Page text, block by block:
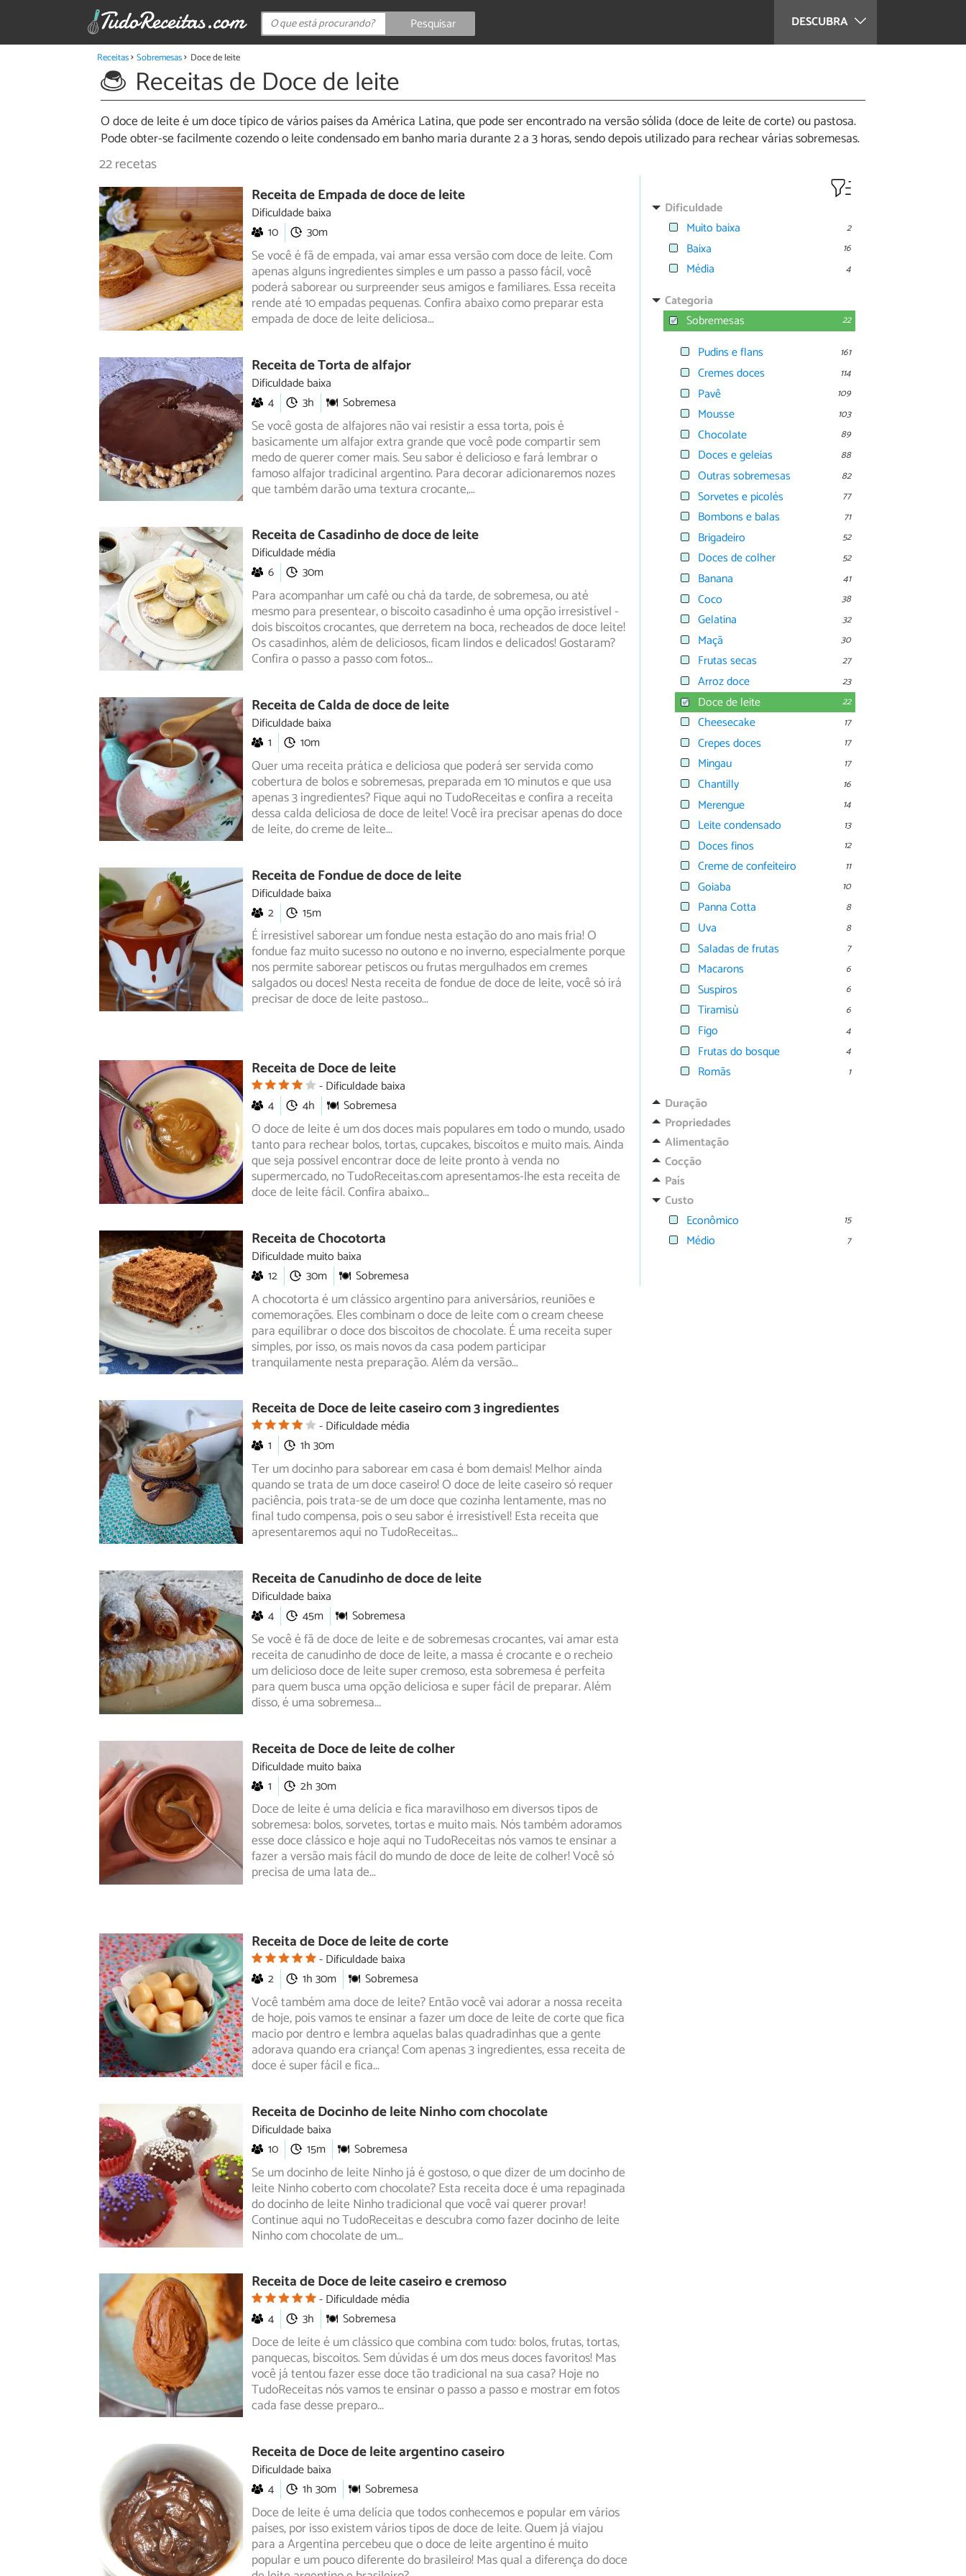
DESCUBRA
Pesquisar
Receitas Sobremesas Doce de leite
Receitas de Doce de leite
O doce de leite é um doce típico de vários países da América Latina, que pode ser encontrado na versão sólida (doce de leite de corte) ou pastosa.
Pode obter-se facilmente cozendo o leite condensado em banho maria durante 2 a 3 horas, sendo depois utilizado para rechear várias sobremesas.
22 recetas
Receita de Empada de doce de leite
Dificuldade baixa
10
30m
Se você é fã de empada, vai amar essa versão com doce de leite. Com
apenas alguns ingredientes simples e um passo a passo fácil, você
poderásaborear ou surpreender seus amigos e familiares. Essa receita
rende até 10 empadas pequenas. Confira abaixo como preparar esta
empada de doce de leite deliciosa...
Receita de Torta de alfajor
Dificuldade baixa
4
3h Sobremesa
Se você gosta de alfajores não vai resistir a essa torta, pois é
basicamente um alfajor extra grande que você pode compartir sem
medo de querercomer mais. Seu sabor é delicioso e fará lembrar o
famoso alfajor tradicinal argentino. Para decorar adicionaremos nozes
que também darão uma textura crocante,...
Receita de Casadinho de doce de leite
Dificuldade média
6
30m
Para acompanhar um café ou chá da tarde, de sobremesa, ou até
mesmo para presentear, o biscoito casadinho é uma opção irresistível -
dois biscoitoscrocantes, que derretem na boca, recheados de doce leite!
Os casadinhos, além de deliciosos, ficam lindos e delicados! Gostaram?
Confira o passo a passo com fotos...
Receita de Calda de doce de leite
Dificuldade baixa
1
10m
Quer uma receita prática e deliciosa que poderá ser servida como
cobertura de bolos e sobremesas, preparada em 10 minutos e que usa
apenas 3ingredientes? Fique aqui no TudoReceitas e confira a receita
dessa calda deliciosa de doce de leite! Você ira precisar apenas do doce
de leite, do creme de leite...
Receita de Fondue de doce de leite
Dificuldade baixa
2
15m
É irresistível saborear um fondue nesta estação do ano mais fria! O
fondue faz muito sucesso no outono e no inverno, especialmente porque
nospermite saborear petiscos ou frutas mergulhados em cremes
salgados ou doces! Nesta receita de fondue de doce de leite, você só irá
precisar de doce de leite pastoso...
Receita de Doce de leite
Dificuldade baixa
4
4h Sobremesa
O doce de leite é um dos doces mais populares em todo o mundo, usado
tanto para rechear bolos, tortas, cupcakes, biscoitos e muito mais. Ainda
que seja possível encontrar doce de leite pronto à venda no
supermercado, no TudoReceitas.com apresentamos-lhe esta receita de
doce de leite fácil. Confira abaixo...
Receita de Chocotorta
Dificuldade muito baixa
12
30m Sobremesa
A chocotorta é um clássico argentino para aniversários, reuniões e
comemorações. Eles combinam o doce de leite com o cream cheese
para equilibraro doce dos biscoitos de chocolate. É uma receita super
simples, por isso, os mais novos da casa podem participar
tranquilamente nesta preparação. Além da versão...
Receita de Doce de leite caseiro com 3 ingredientes
Dificuldade média
1
1h 30m
Ter um docinho para saborear em casa é bom demais! Melhor ainda
quando se trata de um doce caseiro! O doce de leite caseiro só requer
paciência,pois trata-se de um doce que cozinha lentamente, mas no
final tudo compensa, pois o seu sabor é irresistível! Esta receita que
apresentaremos aqui no TudoReceitas...
Receita de Canudinho de doce de leite
Dificuldade baixa
4
45m Sobremesa
Se você é fã de doce de leite e de sobremesas crocantes, vai amar esta
receita de canudinho de doce de leite, a massa é crocante e o recheio
um delicioso doce de leite super cremoso, esta sobremesa é perfeita
para quem busca uma opção deliciosa e super fácil de preparar. Além
disso, é uma sobremesa...
Receita de Doce de leite de colher
Dificuldade muito baixa
1
2h 30m
Doce de leite é uma delícia e fica maravilhoso em diversos tipos de
sobremesa: bolos, sorvetes, tortas e muito mais. Nós também adoramos
essedoce clássico e hoje aqui no TudoReceitas nós vamos te ensinar a
fazer a versão mais fácil do mundo de doce de leite de colher! Você só
precisa de uma lata de...
Receita de Doce de leite de corte
Dificuldade baixa
2
1h 30m Sobremesa
Você também ama doce de leite? Então você vai adorar a nossa receita
de hoje, pois vamos te ensinar a fazer um doce de leite de corte que fica
macio por dentro e lembra aquelas balas quadradinhas que a gente
adorava quando era criança! Com apenas 3 ingredientes, essa receita de
doce é super fácil e fica...
Receita de Docinho de leite Ninho com chocolate
Dificuldade baixa
10
15m Sobremesa
Se um docinho de leite Ninho já é gostoso, o que dizer de um docinho de
leite Ninho coberto com chocolate? Esta receita doce é uma repaginada
do docinho de leite Ninho tradicional que você vai querer provar!
Continue aqui no TudoReceitas e descubra como fazer docinho de leite
Ninho com chocolate de um...
Receita de Doce de leite caseiro e cremoso
Dificuldade média
4
3h Sobremesa
Doce de leite é um clássico que combina com tudo: bolos, frutas, tortas,
panquecas, biscoitos. Sem dúvidas é um dos meus doces favoritos! Mas
você já tentou fazer esse doce tão tradicional na sua casa? Hoje no
TudoReceitas nós vamos te ensinar o passo a passo e mostrar em fotos
cada fase desse preparo...
Receita de Doce de leite argentino caseiro
Dificuldade baixa
4
1h 30m Sobremesa
Doce de leite é uma delícia que todos conhecemos e popular em vários
países, por isso existem vários tipos de doce de leite. Quem já viajou
para a Argentina percebeu que o doce de leite argentino é muito
popular e um pouco diferente do brasileiro! Mas qual a diferença do doce
Dificuldade
Muito baixa
2
Baixa 16
Média 4
Categoria
Sobremesas
22
Pudins e flans 161
Cremes doces 114
Pavê 109
Mousse 103
Chocolate 89
Doces e geleias 88
Outras sobremesas 82
Sorvetes e picolés 77
Bombons e balas 71
Brigadeiro 52
Doces de colher 52
Banana 41
Coco 38
Gelatina 32
Maçã 30
Frutas secas 27
Arroz doce 23
Doce de leite 22
Cheesecake 17
Crepes doces 17
Mingau 17
Chantilly 16
Merengue 14
Leite condensado 13
Doces finos 12
Creme de confeiteiro 11
Goiaba 10
Panna Cotta 8
Uva 8
Saladas de frutas 7
Macarons 6
Suspiros 6
Tiramisù 6
Figo 4
Frutas do bosque 4
Romãs 1
Duração
Propriedades
Alimentação
Cocção
País
Custo
Econômico
15
Médio 7